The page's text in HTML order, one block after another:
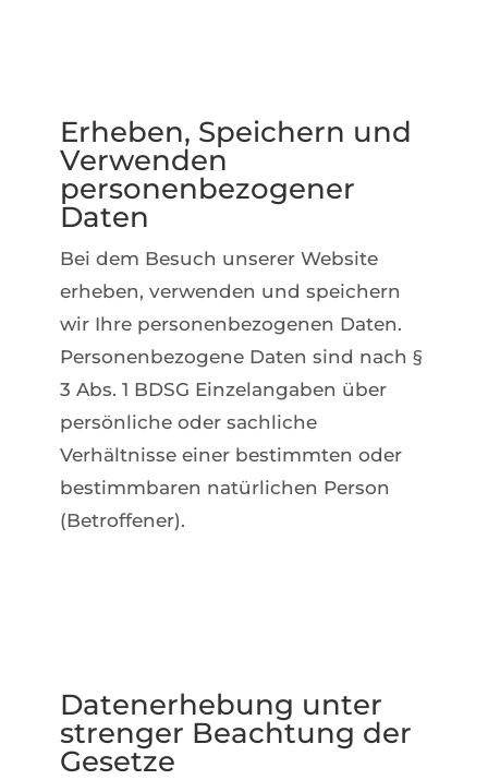
Erheben, Speichern und
Verwenden
personenbezogener
Daten
Bei dem Besuch unserer Website
erheben, verwenden und speichern
wir Ihre personenbezogenen Daten.
Personenbezogene Daten sind nach §
3 Abs. 1 BDSG Einzelangaben über
persönliche oder sachliche
Verhältnisse einer bestimmten oder
bestimmbaren natürlichen Person
(Betroffener).
Datenerhebung unter
strenger Beachtung der
Gesetze